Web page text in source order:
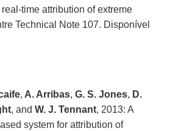
time attribution of extreme
Technical Note 107. Disponível
, A. Arribas, G. S. Jones, D.
, andW. J. Tennant, 2013: A
system for attribution of